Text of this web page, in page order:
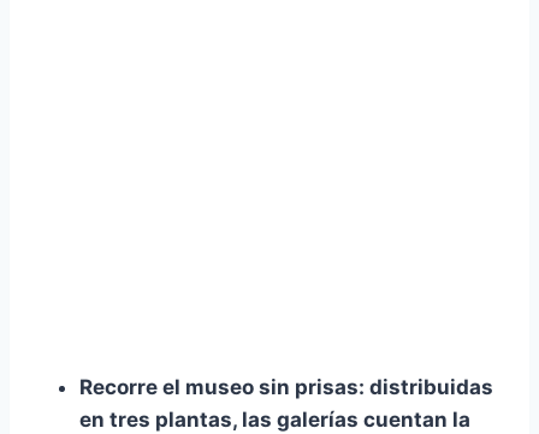
Recorre el museo sin prisas: distribuidas
en tres plantas, las galerías cuentan la